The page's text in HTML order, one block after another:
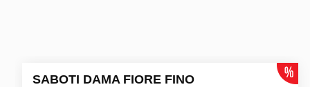
SABOTI DAMA FIORE FINO